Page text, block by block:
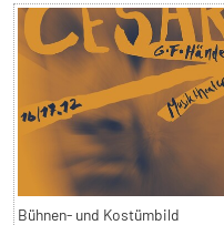
Bühnen- und Kostümbild